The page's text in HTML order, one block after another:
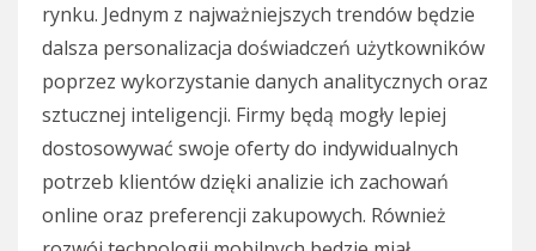
rynku. Jednym z najważniejszych trendów będzie
dalsza personalizacja doświadczeń użytkowników
poprzez wykorzystanie danych analitycznych oraz
sztucznej inteligencji. Firmy będą mogły lepiej
dostosowywać swoje oferty do indywidualnych
potrzeb klientów dzięki analizie ich zachowań
online oraz preferencji zakupowych. Również